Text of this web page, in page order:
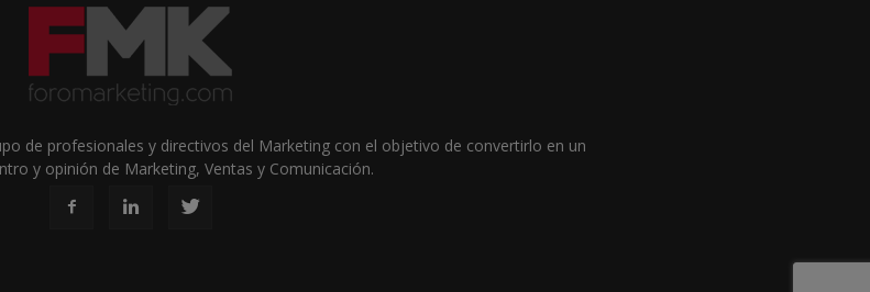
de profesionales y directivos del Marketing con el objetivo de convertirlo en un
y opinión de Marketing, Ventas y Comunicación.